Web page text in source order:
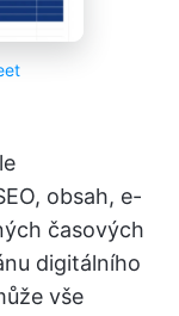
obsah, e-
časových
digitálního
vše